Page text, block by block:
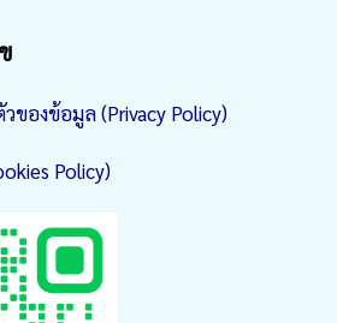
ของข้อมูล (Privacy Policy)
Policy)